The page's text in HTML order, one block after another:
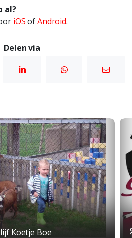
al?
iOS ofAndroid.
Delen via
Koetje Boe